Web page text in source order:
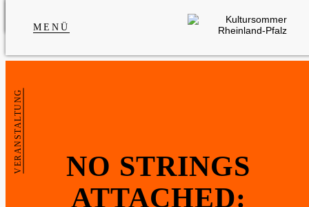
MENÜ
NO STRINGS
ATTACHED:
VERANSTALTUNG